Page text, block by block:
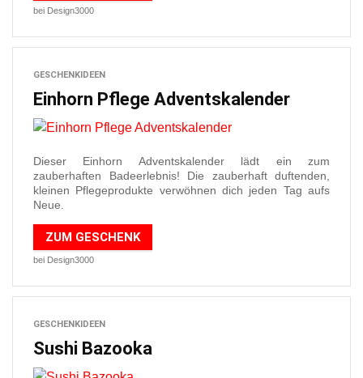
bei Design3000
GESCHENKIDEEN
Einhorn Pflege Adventskalender
Dieser Einhorn Adventskalender lädt ein zum
zauberhaften Badeerlebnis! Die zauberhaft duftenden,
kleinen Pflegeprodukte verwöhnen dich jeden Tag aufs
Neue.
ZUM GESCHENK
bei Design3000
GESCHENKIDEEN
Sushi Bazooka